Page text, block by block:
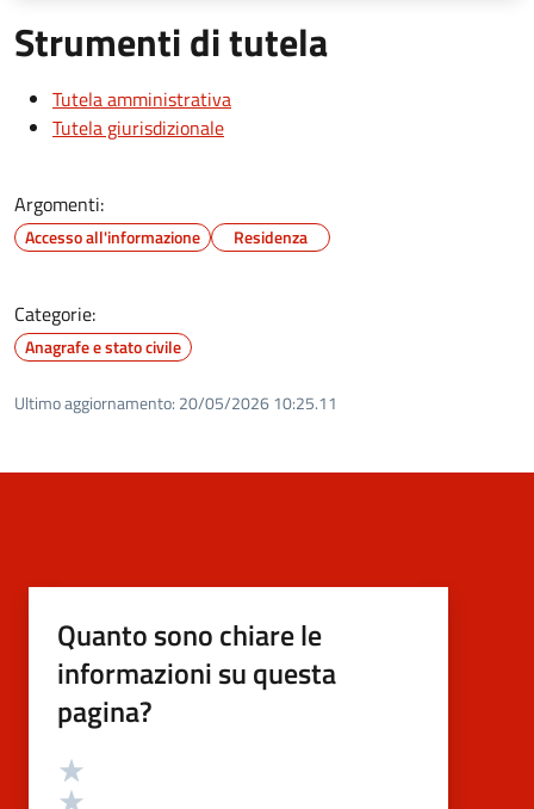
Strumenti di tutela
Tutela amministrativa
Tutela giurisdizionale
Argomenti:
Accesso all'informazione Residenza
Categorie:
Anagrafe e stato civile
Ultimo aggiornamento: 20/05/2026 10:25.11
Quanto sono chiare le
informazioni su questa
pagina?
Valutazione